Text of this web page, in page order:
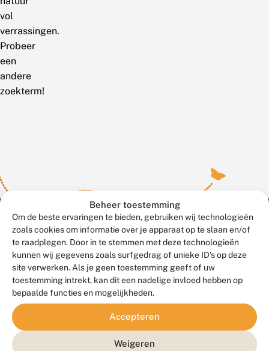
Beheer toestemming
Om de beste ervaringen te bieden, gebruiken wij technologieën
zoals cookies om informatie over je apparaat op te slaan en/of
te raadplegen. Door in te stemmen met deze technologieën
kunnen wij gegevens zoals surfgedrag of unieke ID's op deze
site verwerken. Als je geen toestemming geeft of uw
toestemming intrekt, kan dit een nadelige invloed hebben op
bepaalde functies en mogelijkheden.
Accepteren
Weigeren
vol
verrassingen.
Probeer
een
andere
zoekterm!
Contact
Veelgestelde vragen
Meld waarnemingen© 2026 Vlinderstichting
Duurzaam ontwikkeld door
Go2People
, ontworpen door
Blue Field Agency
Privacy
Disclaimer
Sitemap